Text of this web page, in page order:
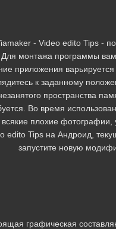
- Video edito Tips -
монтажа программы
приложения
к заданному
пространства
Во время
плохие
edito Tips на Андроид,
запустите новую
графическая